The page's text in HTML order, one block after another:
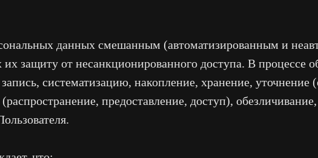
данных смешанным (автоматизированным и
защиту от несанкционированного доступа. В процессе
систематизацию, накопление, хранение, уточнение
предоставление, доступ),